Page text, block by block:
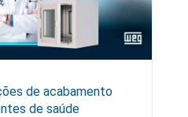
de acabamento
de saúde